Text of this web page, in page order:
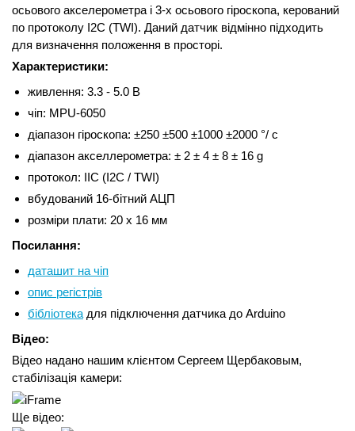
осьового акселерометра і 3-х осьового гіроскопа, керований
по протоколу I2C (TWI). Даний датчик відмінно підходить
для визначення положення в просторі.
Характеристики:
живлення: 3.3 - 5.0 В
чіп: MPU-6050
діапазон гіроскопа: ±250 ±500 ±1000 ±2000 °/ с
діапазон акселлерометра: ± 2 ± 4 ± 8 ± 16 g
протокол: IIC (I2C / TWI)
вбудований 16-бітний АЦП
розміри плати: 20 x 16 мм
Посилання:
даташит на чіп
опис регістрів
бібліотека для підключення датчика до Arduino
Відео:
Відео надано нашим клієнтом Сергеем Щербаковым,
стабілізація камери:
Ще відео: